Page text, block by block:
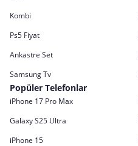
Kombi
Ps5 Fiyat
Ankastre Set
Samsung Tv
Popüler Telefonlar
iPhone 17 Pro Max
Galaxy S25 Ultra
iPhone 15